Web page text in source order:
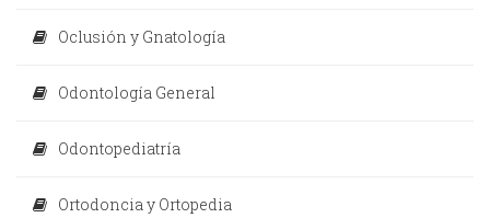
Oclusión y Gnatología
Odontología General
Odontopediatría
Ortodoncia y Ortopedia